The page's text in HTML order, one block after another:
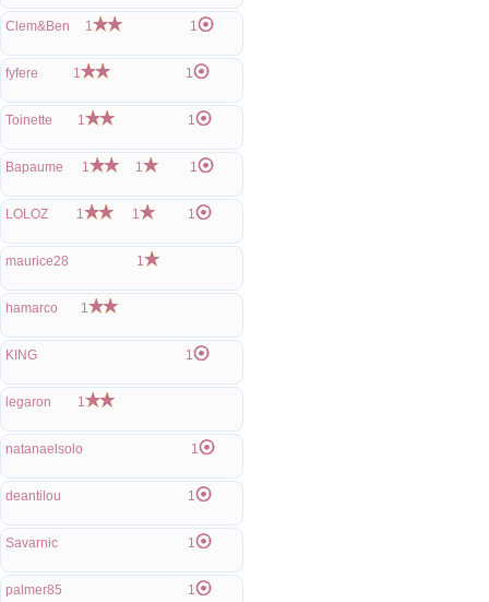
Clem&Ben 1 1
fyfere 1 1
Toinette 1 1
Bapaume 1 1 1
LOLOZ 1 1 1
maurice28 1
hamarco 1
KING 1
legaron 1
natanaelsolo 1
deantilou 1
Savarnic 1
palmer85 1